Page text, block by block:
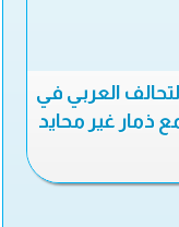
العربي في
ذمار غير محايد